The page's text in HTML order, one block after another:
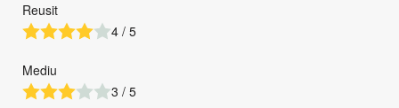
Reusit
4 / 5
Mediu
3 / 5